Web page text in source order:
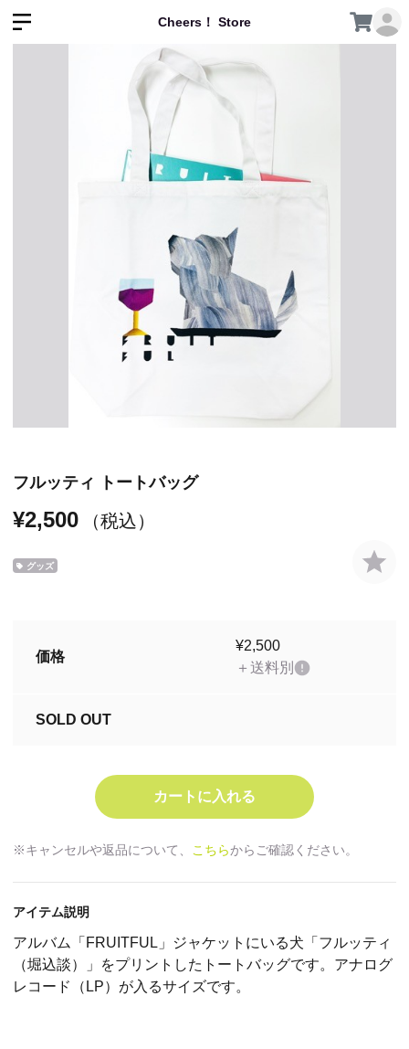
Cheers！ Store
フルッティ トートバッグ
¥2,500 （税込）
グッズ
価格
¥2,500
＋送料別
SOLD OUT
※キャンセルや返品について、 こちらからご確認ください。
アイテム説明
アルバム「FRUITFUL」ジャケットにいる犬「フルッティ
（堀込談）」をプリントしたトートバッグです。アナログ
レコード（LP）が入るサイズです。